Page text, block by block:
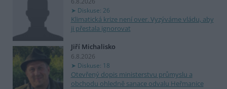
Diskuse: 26
Klimatická krize není over. Vyzýváme vládu, aby
ji přestala ignorovat
Jiří Michalisko
6.8.2026
Diskuse: 18
Otevřený dopis ministerstvu průmyslu a
obchodu ohledně sanace odvalu Heřmanice